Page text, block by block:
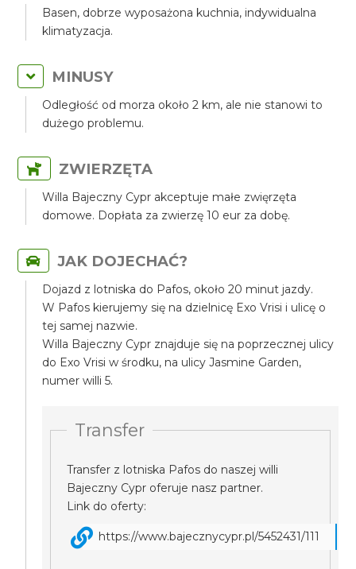
Basen, dobrze wyposażona kuchnia, indywidualna
klimatyzacja.
MINUSY
Odległość od morza około 2 km, ale nie stanowi to
dużego problemu.
ZWIERZĘTA
Willa Bajeczny Cypr akceptuje małe zwięrzęta
domowe. Dopłata za zwierzę 10 eur za dobę.
JAK DOJECHAĆ?
Dojazd z lotniska do Pafos, około 20 minut jazdy.
W Pafos kierujemy się na dzielnicę Exo Vrisi i ulicę o
tej samej nazwie.
Willa Bajeczny Cypr znajduje się na poprzecznej ulicy
do Exo Vrisi w środku, na ulicy Jasmine Garden,
numer willi 5.
Transfer
Transfer z lotniska Pafos do naszej willi
Bajeczny Cypr oferuje nasz partner.
Link do oferty:
https://www.bajecznycypr.pl/5452431/111